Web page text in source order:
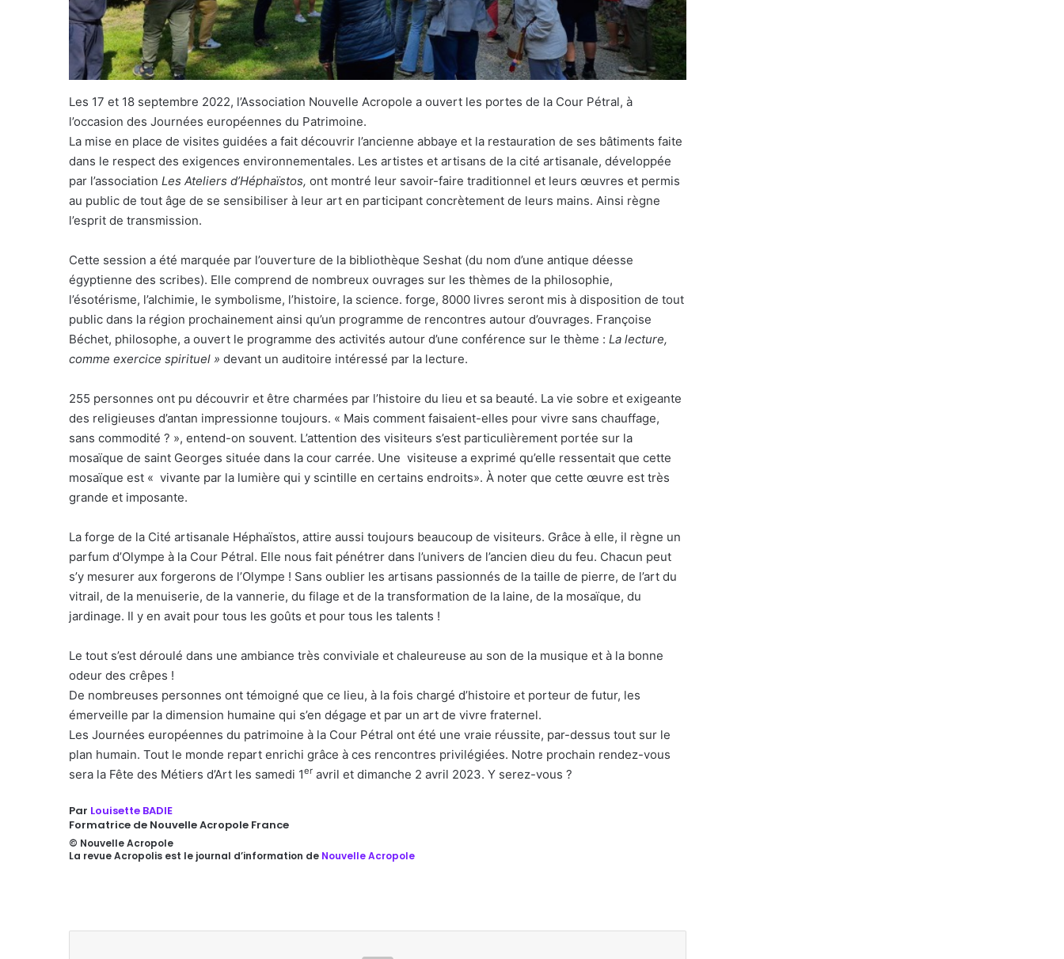
Les 17 et 18 septembre 2022, l’Association Nouvelle Acropole a ouvert les portes de la Cour Pétral, à
l’occasion des Journées européennes du Patrimoine.
La mise en place de visites guidées a fait découvrir l’ancienne abbaye et la restauration de ses bâtiments faite
dans le respect des exigences environnementales. Les artistes et artisans de la cité artisanale, développée
par l’association Les Ateliers d’Héphaïstos, ont montré leur savoir-faire traditionnel et leurs œuvres et permis
au public de tout âge de se sensibiliser à leur art en participant concrètement de leurs mains. Ainsi règne
l’esprit de transmission.
Cette session a été marquée par l’ouverture de la bibliothèque Seshat (du nom d’une antique déesse
égyptienne des scribes). Elle comprend de nombreux ouvrages sur les thèmes de la philosophie,
l’ésotérisme, l’alchimie, le symbolisme, l’histoire, la science. forge, 8000 livres seront mis à disposition de tout
public dans la région prochainement ainsi qu’un programme de rencontres autour d’ouvrages. Françoise
Béchet, philosophe, a ouvert le programme des activités autour d’une conférence sur le thème : La lecture,
comme exercice spirituel » devant un auditoire intéressé par la lecture.
255 personnes ont pu découvrir et être charmées par l’histoire du lieu et sa beauté. La vie sobre et exigeante
des religieuses d’antan impressionne toujours. « Mais comment faisaient-elles pour vivre sans chauffage,
sans commodité ? », entend-on souvent. L’attention des visiteurs s’est particulièrement portée sur la
mosaïque de saint Georges située dans la cour carrée. Une visiteuse a exprimé qu’elle ressentait que cette
mosaïque est « vivante par la lumière qui y scintille en certains endroits». À noter que cette œuvre est très
grande et imposante.
La forge de la Cité artisanale Héphaïstos, attire aussi toujours beaucoup de visiteurs. Grâce à elle, il règne un
parfum d’Olympe à la Cour Pétral. Elle nous fait pénétrer dans l’univers de l’ancien dieu du feu. Chacun peut
s’y mesurer aux forgerons de l’Olympe ! Sans oublier les artisans passionnés de la taille de pierre, de l’art du
vitrail, de la menuiserie, de la vannerie, du filage et de la transformation de la laine, de la mosaïque, du
jardinage. Il y en avait pour tous les goûts et pour tous les talents !
Le tout s’est déroulé dans une ambiance très conviviale et chaleureuse au son de la musique et à la bonne
odeur des crêpes !
De nombreuses personnes ont témoigné que ce lieu, à la fois chargé d’histoire et porteur de futur, les
émerveille par la dimension humaine qui s’en dégage et par un art de vivre fraternel.
Les Journées européennes du patrimoine à la Cour Pétral ont été une vraie réussite, par-dessus tout sur le
plan humain. Tout le monde repart enrichi grâce à ces rencontres privilégiées. Notre prochain rendez-vous
sera la Fête des Métiers d’Art les samedi 1er avril et dimanche 2 avril 2023. Y serez-vous ?
Par Louisette BADIE
Formatrice de Nouvelle Acropole France
© Nouvelle Acropole
La revue Acropolis est le journal d’information de Nouvelle Acropole